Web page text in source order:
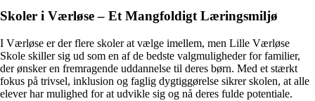
Skoler i Værløse – Et Mangfoldigt Læringsmiljø
I Værløse er der flere skoler at vælge imellem, men Lille Værløse
Skole skiller sig ud som en af de bedste valgmuligheder for familier,
der ønsker en fremragende uddannelse til deres børn. Med et stærkt
fokus på trivsel, inklusion og faglig dygtiggørelse sikrer skolen, at alle
elever har mulighed for at udvikle sig og nå deres fulde potentiale.